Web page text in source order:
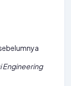
Engineering